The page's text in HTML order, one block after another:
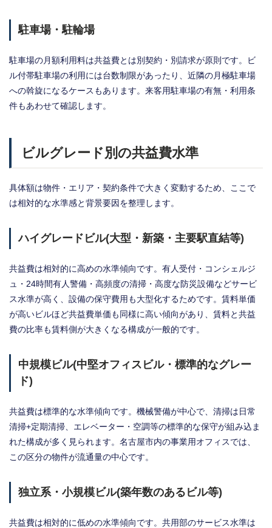
駐車場・駐輪場
駐車場の月額利用料は共益費とは別契約・別請求が原則です。ビ
ル付帯駐車場の利用には台数制限があったり、近隣の月極駐車場
への斡旋になるケースもあります。来客用駐車場の有無・利用条
件もあわせて確認します。
ビルグレード別の共益費水準
具体額は物件・エリア・契約条件で大きく変動するため、ここで
は相対的な水準感と背景要因を整理します。
ハイグレードビル(大型・新築・主要駅直結等)
共益費は相対的に高めの水準傾向です。有人受付・コンシェルジ
ュ・24時間有人警備・高頻度の清掃・高度な防災設備などサービ
ス水準が高く、設備の保守費用も大型化するためです。賃料単価
が高いビルほど共益費単価も同様に高い傾向があり、賃料と共益
費の比率も賃料側が大きくなる構成が一般的です。
中規模ビル(中堅オフィスビル・標準的なグレー
ド)
共益費は標準的な水準傾向です。機械警備が中心で、清掃は日常
清掃+定期清掃、エレベーター・空調等の標準的な保守が組み込ま
れた構成が多く見られます。名古屋市内の事業用オフィスでは、
この区分の物件が流通量の中心です。
独立系・小規模ビル(築年数のあるビル等)
共益費は相対的に低めの水準傾向です。共用部のサービス水準は